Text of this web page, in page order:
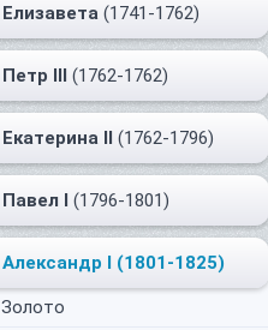
Елизавета (1741-1762)
Петр III (1762-1762)
Екатерина II (1762-1796)
Павел I (1796-1801)
Александр I (1801-1825)
Золото